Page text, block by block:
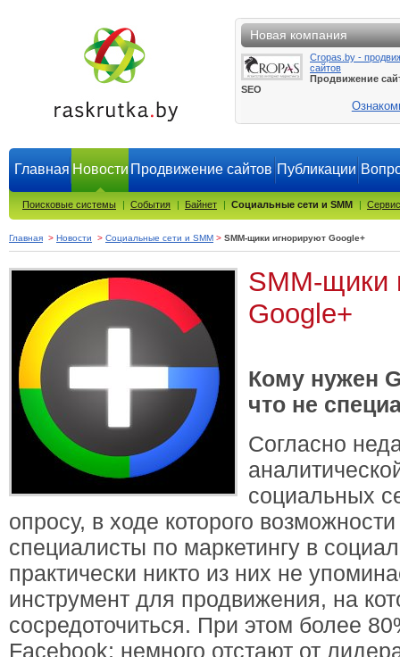
Новая компания
Cropas.by -
сайтов
Продвижение
SEO
Главная Новости Продвижение сайтов Публикации
Поисковые системы | События | Байнет | Социальные сети и SMM |
Главная > Новости > Социальные сети и SMM > SMM-щики игнорируют Google+
SMM-щики
Google+
Кому нужен
что не
Согласно
социальных
опросу, в ходе которого
специалисты по маркетингу в
практически никто из них не
инструмент для продвижения, на
сосредоточиться. При этом более
Facebook; немного отстают от